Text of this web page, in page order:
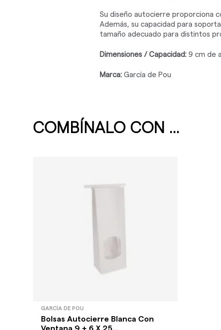
Su diseño autocierre proporciona
Además, su capacidad para
tamaño adecuado para distintos
Dimensiones / Capacidad:9 cm de
Marca:García de Pou
COMBÍNALO CON ...
GARCÍA DE POU
Bolsas Autocierre Blanca Con